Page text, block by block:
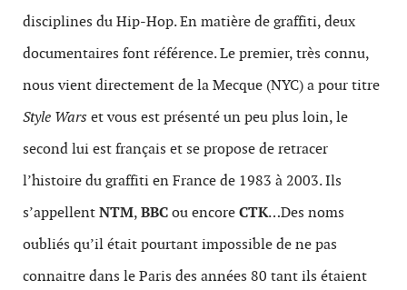
disciplines du Hip-Hop. En matière de graffiti, deux
documentaires font référence. Le premier, très connu,
nous vient directement de la Mecque (NYC) a pour titre
Style Wars et vous est présenté un peu plus loin, le
second lui est français et se propose de retracer
l’histoire du graffiti en France de 1983 à 2003. Ils
s’appellentNTM,BBCou encoreCTK…Des noms
oubliés qu’il était pourtant impossible de ne pas
connaitre dans le Paris des années 80 tant ils étaient